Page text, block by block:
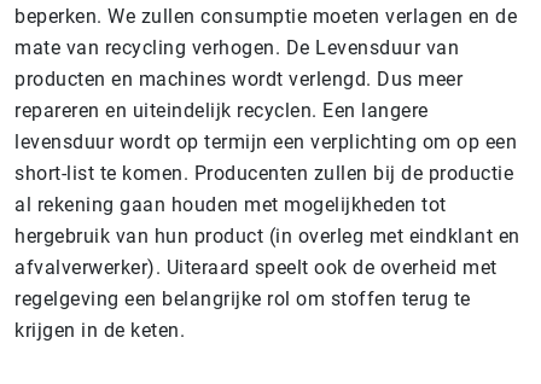
beperken. We zullen consumptie moeten verlagen en de
mate van recycling verhogen. De Levensduur van
producten en machines wordt verlengd. Dus meer
repareren en uiteindelijk recyclen. Een langere
levensduur wordt op termijn een verplichting om op een
short-list te komen. Producenten zullen bij de productie
al rekening gaan houden met mogelijkheden tot
hergebruik van hun product (in overleg met eindklant en
afvalverwerker). Uiteraard speelt ook de overheid met
regelgeving een belangrijke rol om stoffen terug te
krijgen in de keten.